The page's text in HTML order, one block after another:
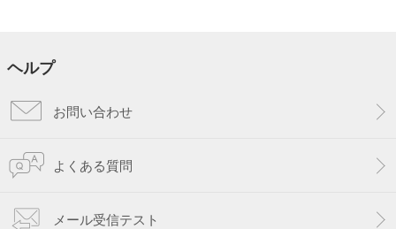
ヘルプ
お問い合わせ
よくある質問
メール受信テスト